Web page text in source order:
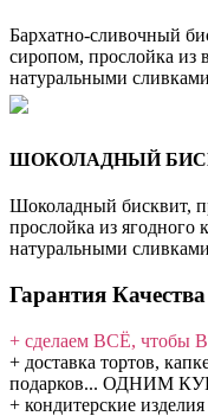
Бархатно-сливочный
сиропом, прослойка из
натуральными сливками
ШОКОЛАДНЫЙ
Шоколадный бисквит,
прослойка из
натуральными сливками
Гарантия Качества
+ сделаем ВСЁ, чтобы
+ доставка тортов,
подарков... ОДНИМ
+ кондитерские